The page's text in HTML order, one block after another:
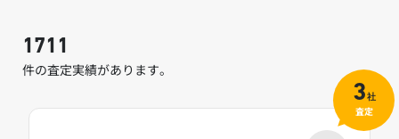
1711
件の査定実績があります。
3社
査定